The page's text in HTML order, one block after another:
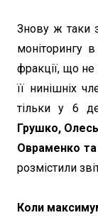
Знову ж таки
моніторингу в
фракції, що
її нинішніх
тільки у 6
Грушко,
Овраменко
розмістили
Коли